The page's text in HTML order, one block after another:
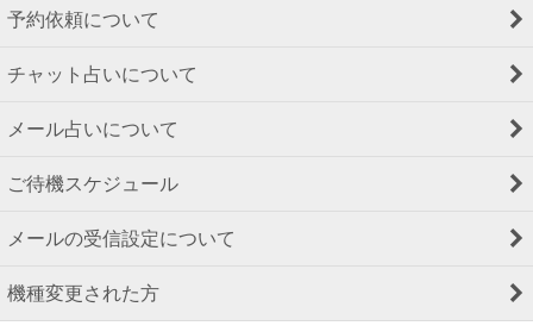
予約依頼について
チャット占いについて
メール占いについて
ご待機スケジュール
メールの受信設定について
機種変更された方